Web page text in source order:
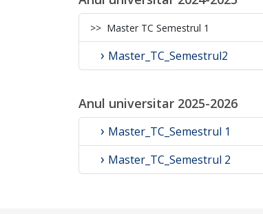
>> Master TC Semestrul 1
Master_TC_Semestrul2
Anul universitar 2025-2026
Master_TC_Semestrul 1
Master_TC_Semestrul 2